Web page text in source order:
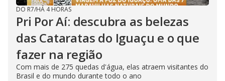
DO R7/HÁ 4 HORAS
Pri Por Aí: descubra as belezas
das Cataratas do Iguaçu e o que
fazer na região
Com mais de 275 quedas d'água, elas atraem visitantes do
Brasil e do mundo durante todo o ano